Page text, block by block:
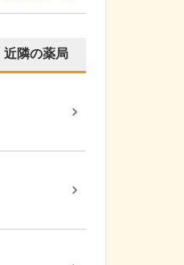
近隣の薬局